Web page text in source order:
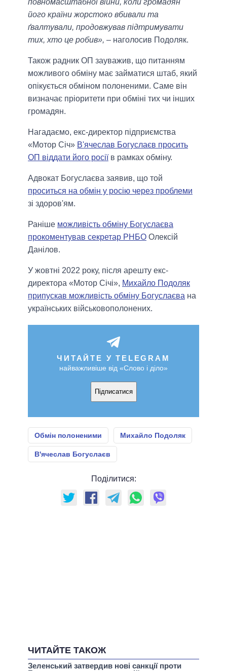
повномасштабної війни, коли громадян
його країни жорстоко вбивали та
ґвалтували, продовжував підтримувати
тих, хто це робив», – наголосив Подоляк.
Також радник ОП зауважив, що питанням
можливого обміну має займатися штаб, який
опікується обміном полоненими. Саме він
визначає пріоритети при обміні тих чи інших
громадян.
Нагадаємо, екс-директор підприємства
«Мотор Січ» В'ячеслав Богуслаєв просить
ОП віддати його росіїв рамках обміну.
Адвокат Богуслаєва заявив, що той
проситься на обмін у росію через проблеми
зі здоров'ям.
Раніше можливість обміну Богуслаєва
прокоментував секретар РНБО Олексій
Данілов.
У жовтні 2022 року, після арешту екс-
директора «Мотор Січі», Михайло Подоляк
припускав можливість обміну Богуслаєва на
українських військовополонених.
ЧИТАЙТЕ У TELEGRAM
найважливіше від «Слово і діло»
Підписатися
Обмін полоненими Михайло Подоляк
В'ячеслав Богуслаєв
Поділитися:
ЧИТАЙТЕ ТАКОЖ
Зеленський затвердив нові санкції проти